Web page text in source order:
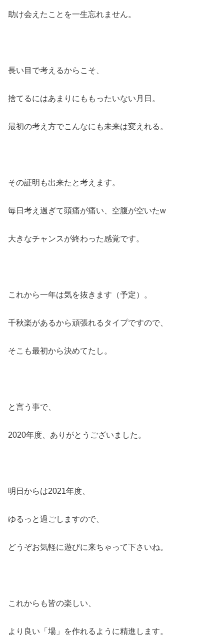
助け会えたことを一生忘れません。
長い目で考えるからこそ、
捨てるにはあまりにももったいない月日。
最初の考え方でこんなにも未来は変えれる。
その証明も出来たと考えます。
毎日考え過ぎて頭痛が痛い、空腹が空いたw
大きなチャンスが終わった感覚です。
これから一年は気を抜きます（予定）。
千秋楽があるから頑張れるタイプですので、
そこも最初から決めてたし。
と言う事で、
2020年度、ありがとうございました。
明日からは2021年度、
ゆるっと過ごしますので、
どうぞお気軽に遊びに来ちゃって下さいね。
これからも皆の楽しい、
より良い「場」を作れるように精進します。